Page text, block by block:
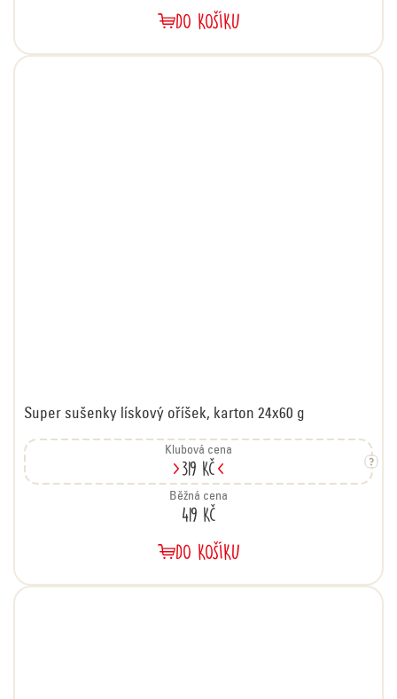
DO KOŠÍKU
Super sušenky lískový oříšek, karton 24x60 g
Klubová cena
319 Kč
Běžná cena
419 Kč
DO KOŠÍKU